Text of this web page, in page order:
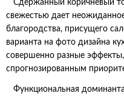
Сдержанный коричневый
свежестью дает
благородства, присущего
варианта на фото дизайна
совершенно разные
спрогнозированным
Функциональная